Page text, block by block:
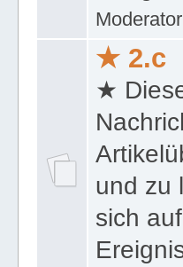
Moderator:
★ 2.c
★
und zu
sich